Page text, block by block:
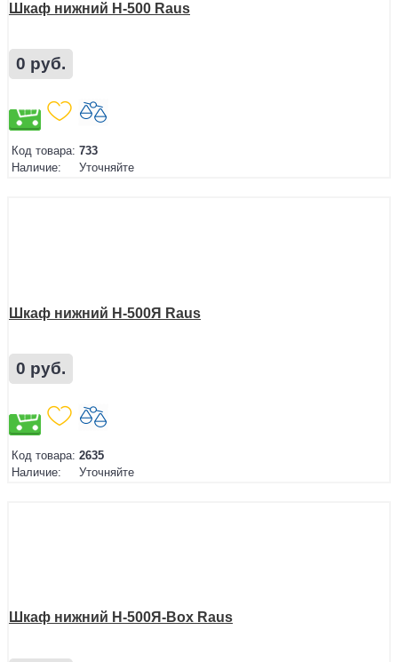
Шкаф нижний Н-500 Raus
0 руб.
Код товара: 733
Наличие:
Уточняйте
Шкаф нижний Н-500Я Raus
0 руб.
Код товара: 2635
Наличие:
Уточняйте
Шкаф нижний Н-500Я-Box Raus